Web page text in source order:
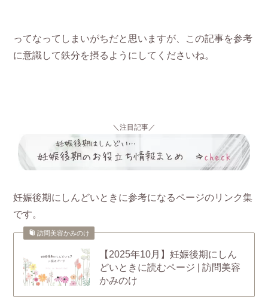
ってなってしまいがちだと思いますが、この記事を参考
に意識して鉄分を摂るようにしてくださいね。
＼注目記事／
妊娠後期にしんどいときに参考になるページのリンク集
です。
訪問美容かみのけ
【2025年10月】妊娠後期にしん
どいときに読むページ | 訪問美容
かみのけ